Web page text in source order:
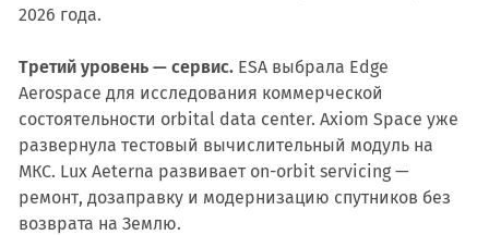
2026 года.
Третий уровень — сервис.ESA выбрала Edge
Aerospace для исследования коммерческой
состоятельности orbital data center. Axiom Space уже
развернула тестовый вычислительный модуль на
МКС. Lux Aeterna развивает on-orbit servicing —
ремонт, дозаправку и модернизацию спутников без
возврата на Землю.